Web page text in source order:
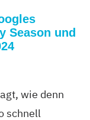
Season und
wie denn
schnell